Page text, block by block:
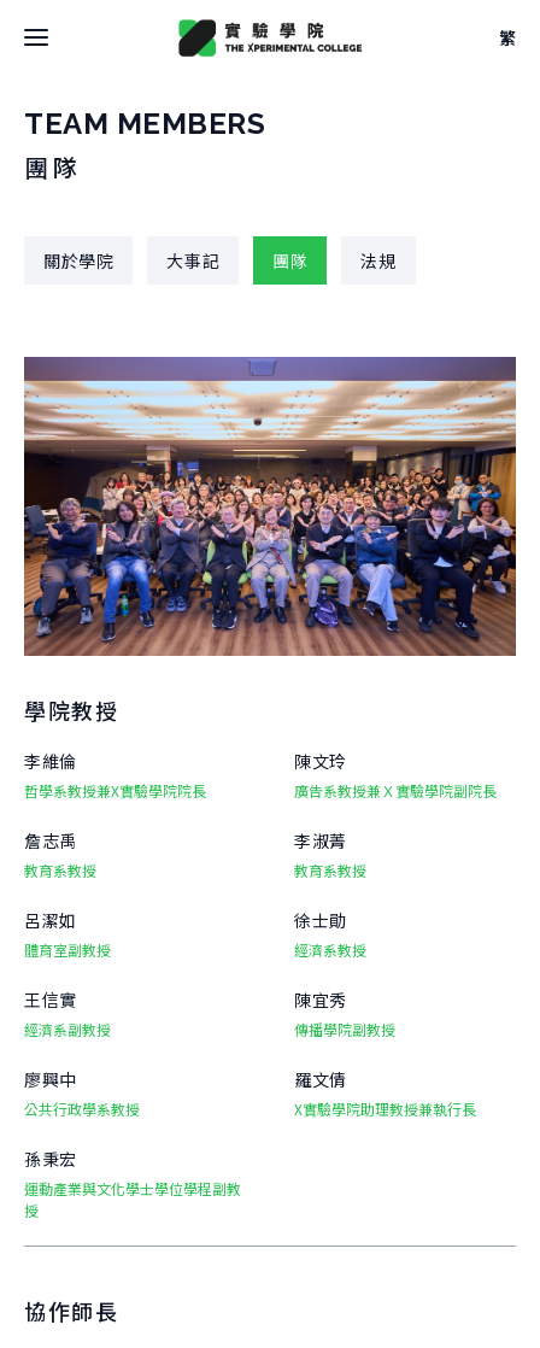
繁
最新消息
法規
關於空間
駐地
關於
申請方式
團隊
關於課程
本學期課表
曾開設課程
關於實驗
關於實驗
學生實驗
學院實驗
跨域共振
跨域共振
友好單位
創新與創造力研究中心
肯園 CANJUNE
TEAM MEMBERS
團隊
關於學院 大事記 團隊 法規
學院教授
李維倫
哲學系教授兼X實驗學院院長
陳文玲
廣告系教授兼Ｘ實驗學院副院長
詹志禹
教育系教授
李淑菁
教育系教授
呂潔如
體育室副教授
徐士勛
經濟系教授
王信實
經濟系副教授
陳宜秀
傳播學院副教授
廖興中
公共行政學系教授
羅文倩
X實驗學院助理教授兼執行長
孫秉宏
運動產業與文化學士學位學程副教
授
協作師長